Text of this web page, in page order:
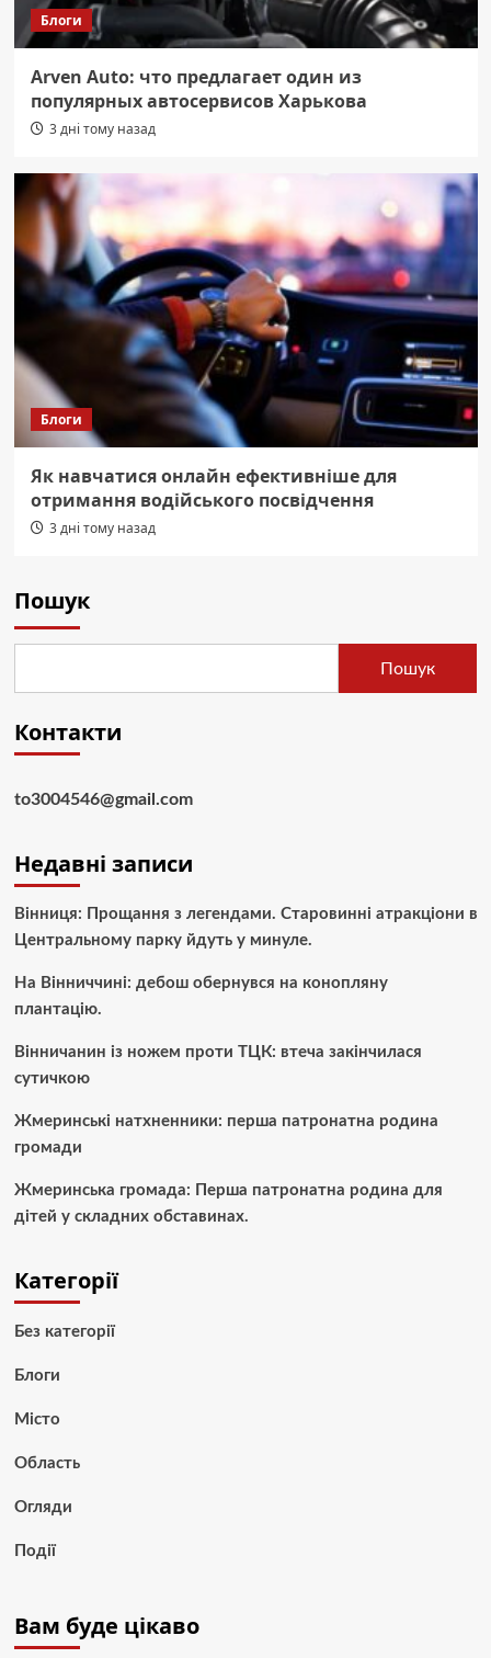
Блоги
Arven Auto: что предлагает один из
популярных автосервисов Харькова
3 дні тому назад
Блоги
Як навчатися онлайн ефективніше для
отримання водійського посвідчення
3 дні тому назад
Пошук
Пошук
Контакти
to3004546@gmail.com
Недавні записи
Вінниця: Прощання з легендами. Старовинні атракціони в
Центральному парку йдуть у минуле.
На Вінниччині: дебош обернувся на конопляну
плантацію.
Вінничанин із ножем проти ТЦК: втеча закінчилася
сутичкою
Жмеринські натхненники: перша патронатна родина
громади
Жмеринська громада: Перша патронатна родина для
дітей у складних обставинах.
Категорії
Без категорії
Блоги
Місто
Область
Огляди
Події
Вам буде цікаво